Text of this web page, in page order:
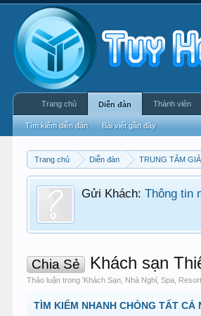
Trang chủ Diễn đàn TRUNG TÂM
Gửi Khách:Thông tin
Chia Sẻ Khách sạn
Thảo luận trong 'Khách Sạn, Nhà Nghỉ, Spa,
TÌM KIẾM NHANH CHÓNG TẤT CẢ
Trang chủ Diễn đàn
Tìm kiếm diễn đàn Bài viết gần đây
Thành viên